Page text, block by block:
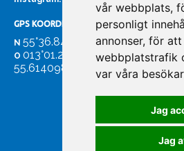
vår webbplats,
personligt
annonser, för
webbplatstrafik
var våra
Jag
Jag
GPS KOORDINATER
N 55°36.847
O 013°01.255'
55.614098. 13.020931'